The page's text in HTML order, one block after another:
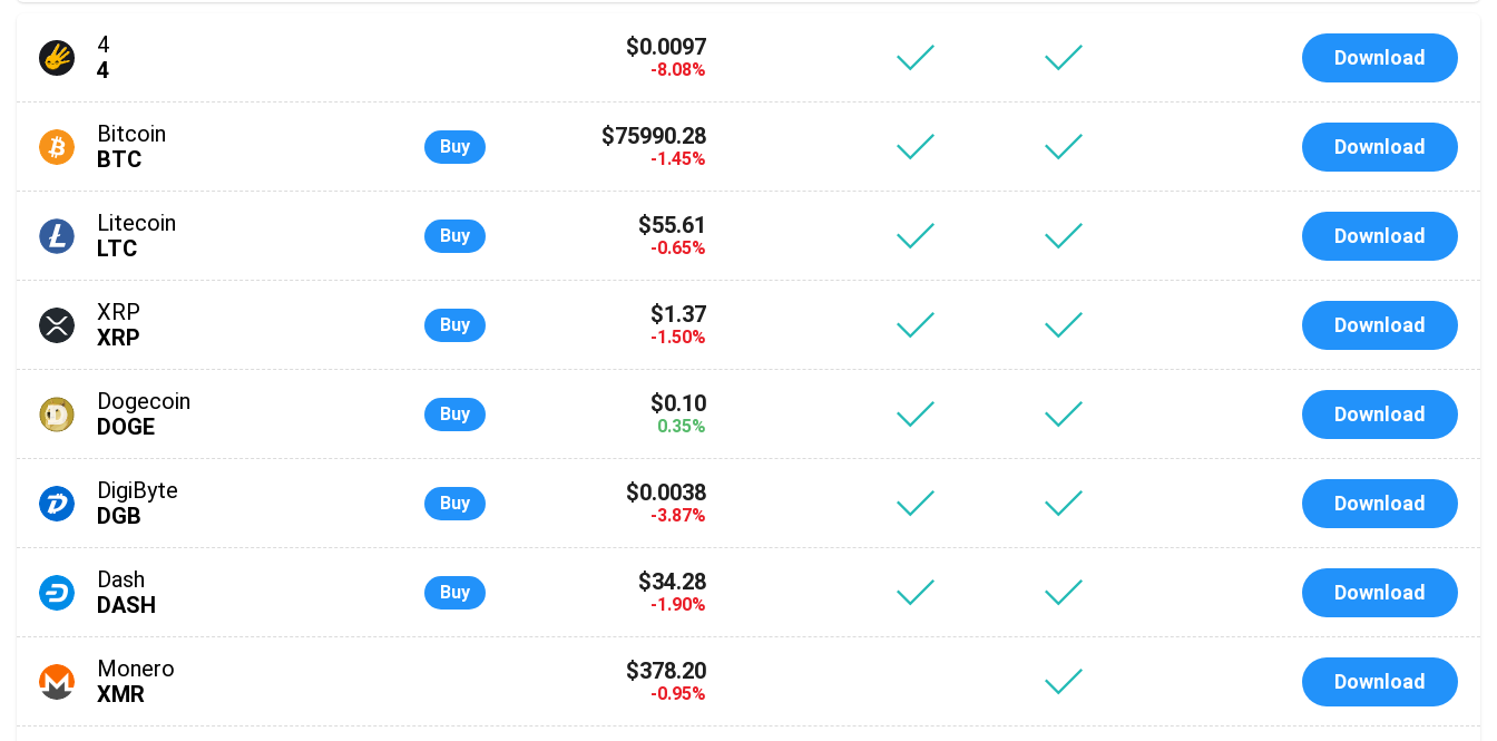
4
4
$0.0097
-8.08%
Download
Bitcoin
BTC
Buy $75990.28
-1.45%
Download
Litecoin
LTC
Buy $55.61
-0.65%
Download
XRP
XRP
Buy $1.37
-1.50%
Download
Dogecoin
DOGE
Buy $0.10
0.35%
Download
DigiByte
DGB
Buy $0.0038
-3.87%
Download
Dash
DASH
Buy $34.28
-1.90%
Download
Monero
XMR
$378.20
-0.95%
Download